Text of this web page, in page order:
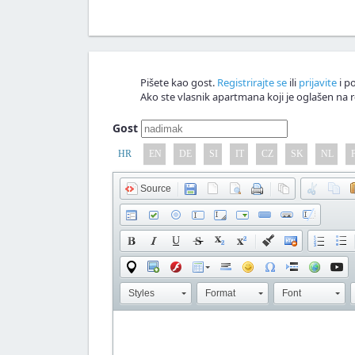
Pišete kao gost. Registrirajte se ili prijavite i
Ako ste vlasnik apartmana koji je oglašen
Gost
HR EN DE SI IT CZ SK NL
Source
Styles Format Font